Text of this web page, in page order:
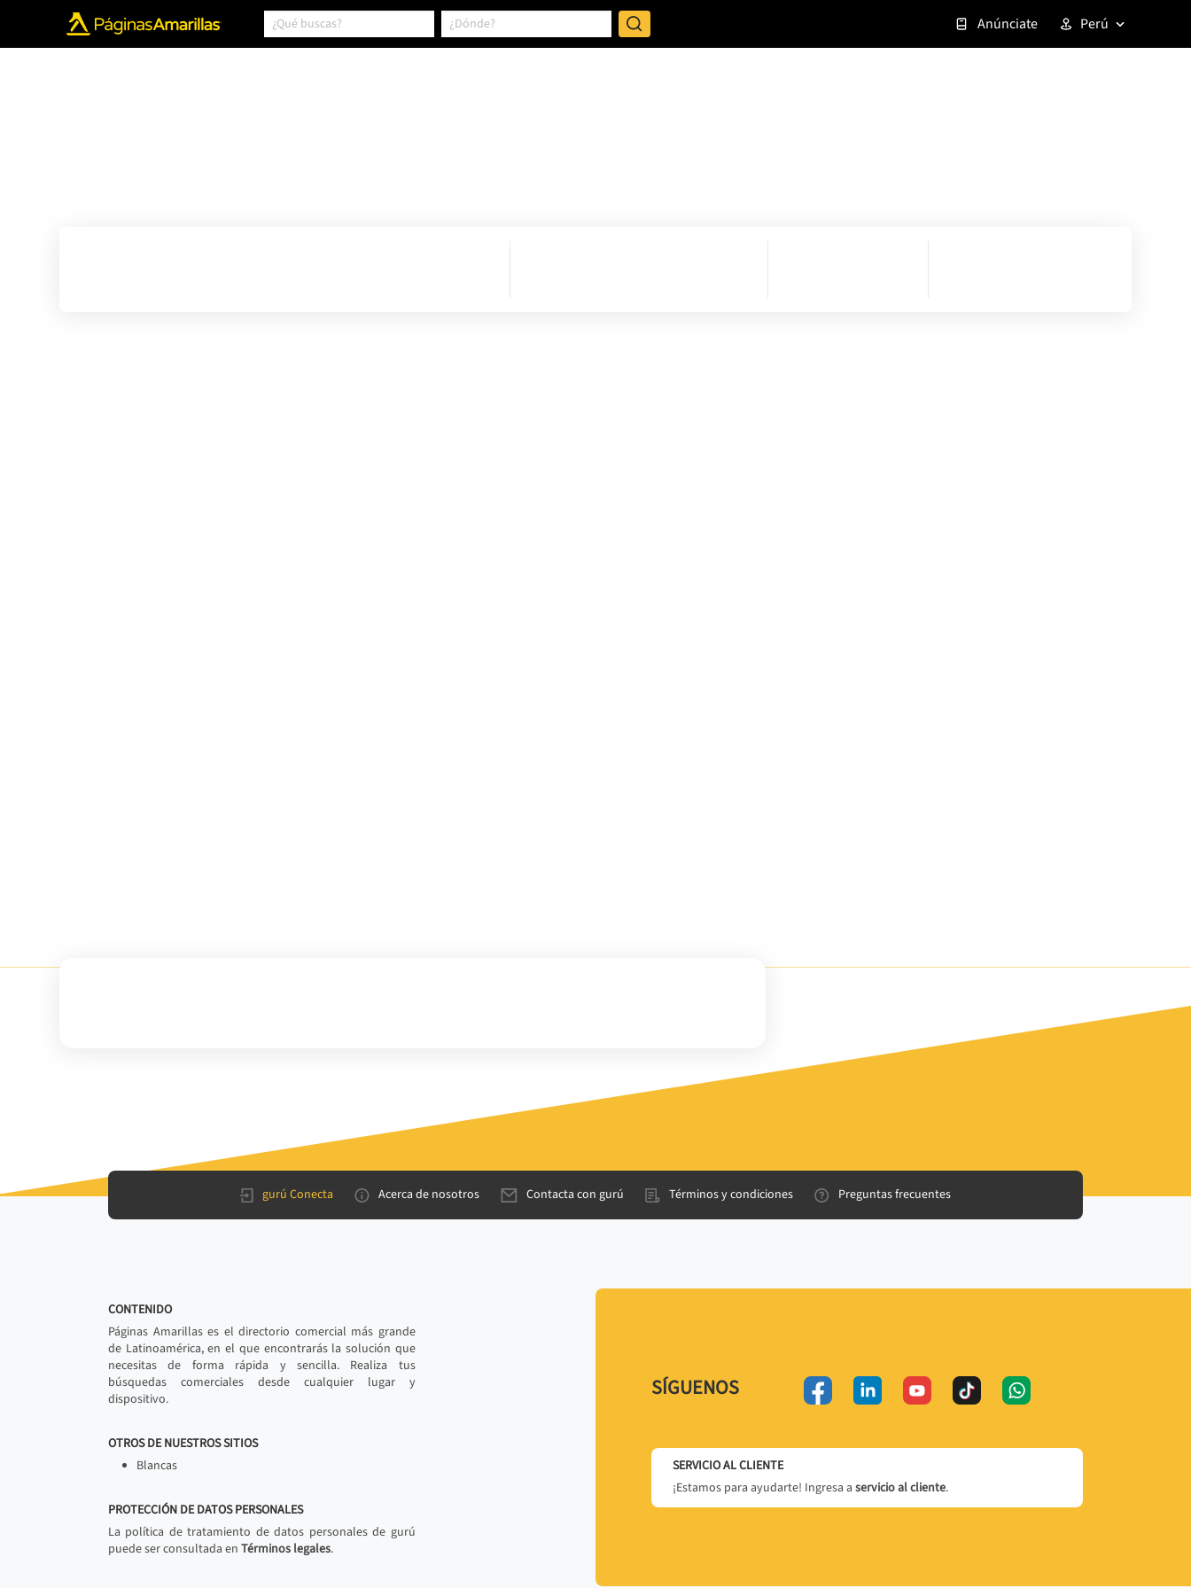
Anúnciate Perú
gurú Conecta Acerca de nosotros Contacta con gurú Términos y condiciones Preguntas frecuentes
CONTENIDO
Páginas Amarillas es el directorio comercial más grande
de Latinoamérica, en el que encontrarás la solución que
necesitas de forma rápida y sencilla. Realiza tus
búsquedas comerciales desde cualquier lugar y
dispositivo.
OTROS DE NUESTROS SITIOS
Blancas
PROTECCIÓN DE DATOS PERSONALES
La política de tratamiento de datos personales de gurú
puede ser consultada en Términos legales.
SÍGUENOS
SERVICIO AL CLIENTE
¡Estamos para ayudarte! Ingresa a servicio al cliente.